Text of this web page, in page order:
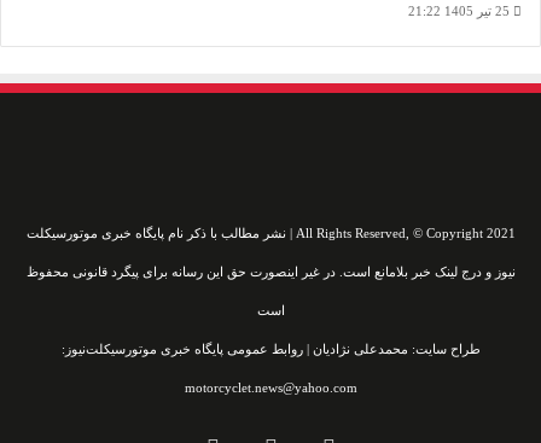
25 تیر 1405 21:22
All Rights Reserved, © Copyright 2021 | نشر مطالب با ذکر نام پایگاه خبری موتورسیکلت
نیوز و درج لینک خبر بلامانع است. در غیر اینصورت حق این رسانه برای پیگرد قانونی محفوظ
است
طراح سایت: محمدعلی نژادیان | روابط عمومی پایگاه خبری موتورسیکلت‌نیوز:
motorcyclet.news@yahoo.com